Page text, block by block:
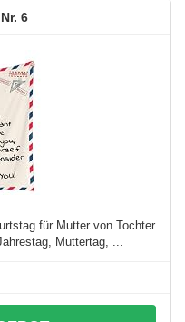
6
für Mutter von Tochter
Muttertag, ...